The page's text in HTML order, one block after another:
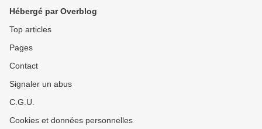
Hébergé par Overblog
Top articles
Pages
Contact
Signaler un abus
C.G.U.
Cookies et données personnelles